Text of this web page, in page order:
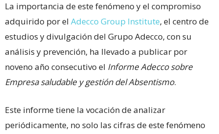
La importancia de este fenómeno y el compromiso
adquirido por el Adecco Group Institute, el centro de
estudios y divulgación del Grupo Adecco, con su
análisis y prevención, ha llevado a publicar por
noveno año consecutivo el Informe Adecco sobre
Empresa saludable y gestión del Absentismo.
Este informe tiene la vocación de analizar
periódicamente, no solo las cifras de este fenómeno